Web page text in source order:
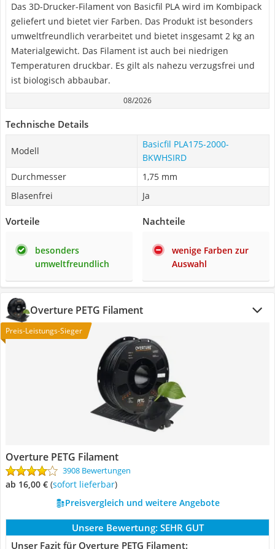
Das 3D-Drucker-Filament von Basicfil PLA wird im Kombipack
geliefert und bietet vier Farben. Das Produkt ist besonders
umweltfreundlich verarbeitet und bietet insgesamt 2 kg an
Materialgewicht. Das Filament ist auch bei niedrigen
Temperaturen druckbar. Es gilt als nahezu verzugsfrei und
ist biologisch abbaubar.
08/2026
Technische Details
Modell
Basicfil PLA175-2000-
BKWHSIRD
Durchmesser
1,75 mm
Blasenfrei
Ja
Vorteile
besonders
umweltfreundlich
Nachteile
wenige Farben zur
Auswahl
Overture PETG Filament
Preis-Leistungs-Sieger
Overture PETG Filament
3908 Bewertungen
ab 16,00 € ( Sofort lieferbar)
Preisvergleich und weitere Angebote
Unsere Bewertung: SEHR GUT
Unser Fazit für Overture PETG Filament: